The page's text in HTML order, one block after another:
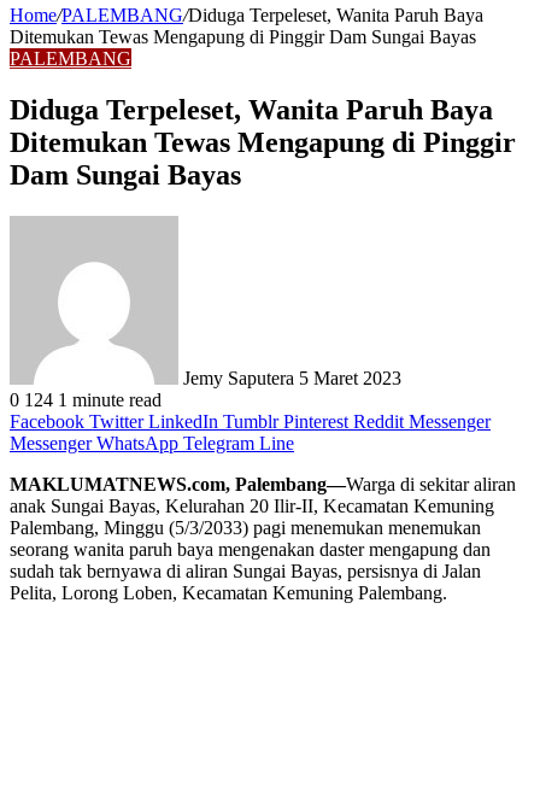
Home/PALEMBANG/Diduga Terpeleset, Wanita Paruh Baya
Ditemukan Tewas Mengapung di Pinggir Dam Sungai Bayas
PALEMBANG
Diduga Terpeleset, Wanita Paruh Baya
Ditemukan Tewas Mengapung di Pinggir
Dam Sungai Bayas
Jemy Saputera 5 Maret 2023
0 124 1 minute read
Facebook Twitter LinkedIn Tumblr Pinterest Reddit Messenger
Messenger WhatsApp Telegram Line
MAKLUMATNEWS.com, Palembang—Warga di sekitar aliran
anak Sungai Bayas, Kelurahan 20 Ilir-II, Kecamatan Kemuning
Palembang, Minggu (5/3/2033) pagi menemukan menemukan
seorang wanita paruh baya mengenakan daster mengapung dan
sudah tak bernyawa di aliran Sungai Bayas, persisnya di Jalan
Pelita, Lorong Loben, Kecamatan Kemuning Palembang.